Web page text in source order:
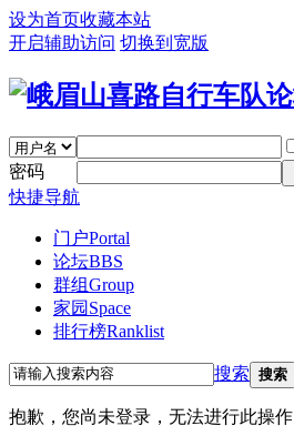
设为首页收藏本站
开启辅助访问 切换到宽版
密码
快捷导航
门户Portal
论坛BBS
群组Group
家园 Space
排行榜Ranklist
搜索 搜索
抱歉，您尚未登录，无法进行此操作